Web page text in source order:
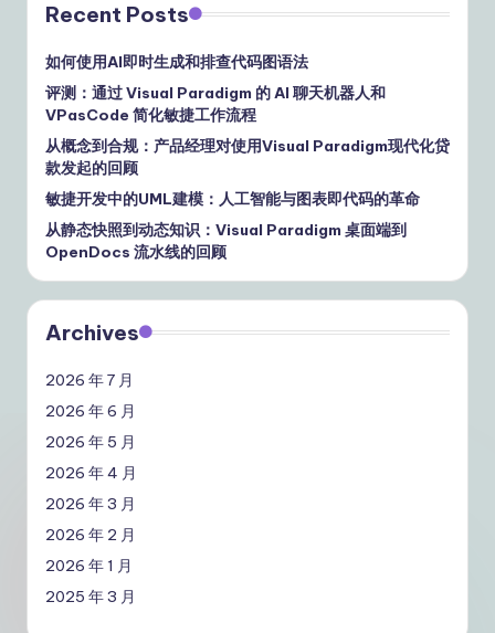
Recent Posts
如何使用AI即时生成和排查代码图语法
评测：通过 Visual Paradigm 的 AI 聊天机器人和
VPasCode 简化敏捷工作流程
从概念到合规：产品经理对使用Visual Paradigm现代化贷
款发起的回顾
敏捷开发中的UML建模：人工智能与图表即代码的革命
从静态快照到动态知识：Visual Paradigm 桌面端到
OpenDocs 流水线的回顾
Archives
2026 年 7 月
2026 年 6 月
2026 年 5 月
2026 年 4 月
2026 年 3 月
2026 年 2 月
2026 年 1 月
2025 年 3 月